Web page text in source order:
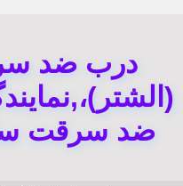
درب ضد
ضد سرقت